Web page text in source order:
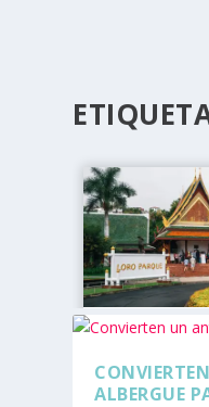
ALBERGUE